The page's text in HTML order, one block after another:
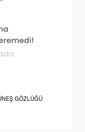
GÖZLÜĞÜ